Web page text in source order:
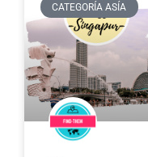
CATEGORÍA ASÍA